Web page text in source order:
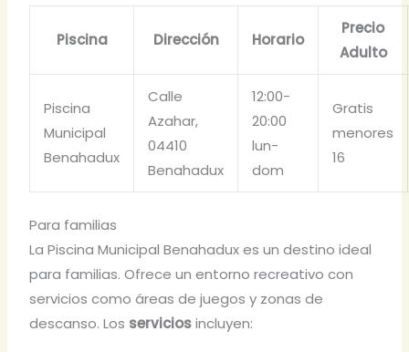
Piscina Dirección Horario
Precio
Adulto
Piscina
Municipal
Benahadux
Calle
Azahar,
04410
Benahadux
12:00-
20:00
lun-
dom
Gratis
menores
16
Para familias
La Piscina Municipal Benahadux es un destino ideal
para familias. Ofrece un entorno recreativo con
servicios como áreas de juegos y zonas de
descanso. Los serviciosincluyen: